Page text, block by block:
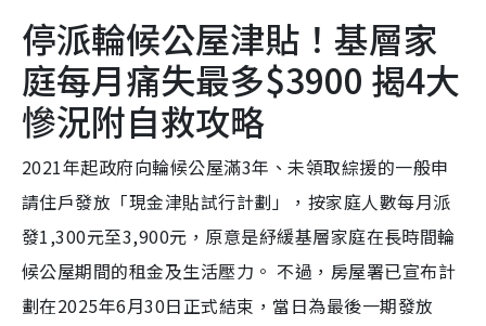
停派輪候公屋津貼！基層家
庭每月痛失最多$3900 揭4大
慘況附自救攻略
2021年起政府向輪候公屋滿3年、未領取綜援的一般申
請住戶發放「現金津貼試行計劃」，按家庭人數每月派
發1,300元至3,900元，原意是紓緩基層家庭在長時間輪
候公屋期間的租金及生活壓力。 不過，房屋署已宣布計
劃在2025年6月30日正式結束，當日為最後一期發放